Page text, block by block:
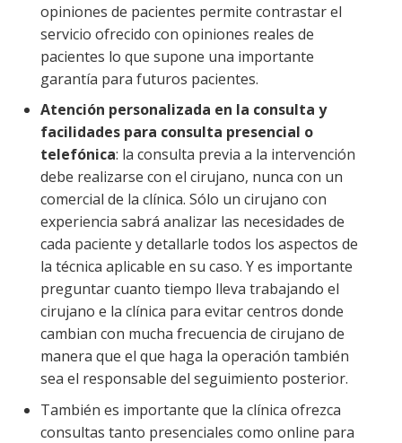
opiniones de pacientes permite contrastar el
servicio ofrecido con opiniones reales de
pacientes lo que supone una importante
garantía para futuros pacientes.
Atención personalizada en la consulta y
facilidades para consulta presencial o
telefónica: la consulta previa a la intervención
debe realizarse con el cirujano, nunca con un
comercial de la clínica. Sólo un cirujano con
experiencia sabrá analizar las necesidades de
cada paciente y detallarle todos los aspectos de
la técnica aplicable en su caso. Y es importante
preguntar cuanto tiempo lleva trabajando el
cirujano e la clínica para evitar centros donde
cambian con mucha frecuencia de cirujano de
manera que el que haga la operación también
sea el responsable del seguimiento posterior.
También es importante que la clínica ofrezca
consultas tanto presenciales como online para